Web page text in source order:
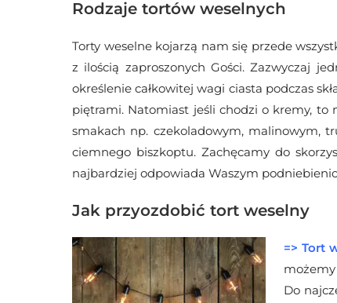
Rodzaje tortów weselnych
Torty weselne kojarzą nam się przede
z ilością zaproszonych Gości. Zazwyczaj
określenie całkowitej wagi ciasta podczas
piętrami. Natomiast jeśli chodzi o kremy, to
smakach np. czekoladowym, malinowym,
ciemnego biszkoptu. Zachęcamy do
najbardziej odpowiada Waszym
Jak przyozdobić tort weselny
=> Tort
Do